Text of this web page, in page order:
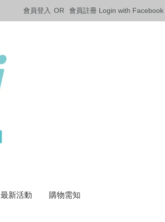
會員登入 OR 會員註冊 Login with Facebook
最新活動 購物需知